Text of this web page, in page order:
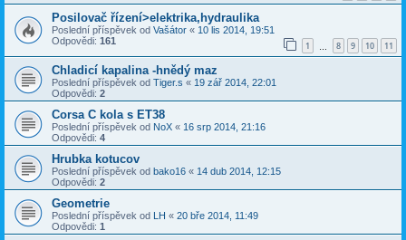
Posilovač řízení>elektrika,hydraulika
Poslední příspěvek od Vašátor « 10 lis 2014, 19:51
Odpovědi: 161 1 8 9 10 11
Chladicí kapalina -hnědý maz
Poslední příspěvek od Tiger.s « 19 zář 2014, 22:01
Odpovědi: 2
Corsa C kola s ET38
Poslední příspěvek od NoX « 16 srp 2014, 21:16
Odpovědi: 4
Hrubka kotucov
Poslední příspěvek od bako16 « 14 dub 2014, 12:15
Odpovědi: 2
Geometrie
Poslední příspěvek od LH « 20 bře 2014, 11:49
Odpovědi: 1